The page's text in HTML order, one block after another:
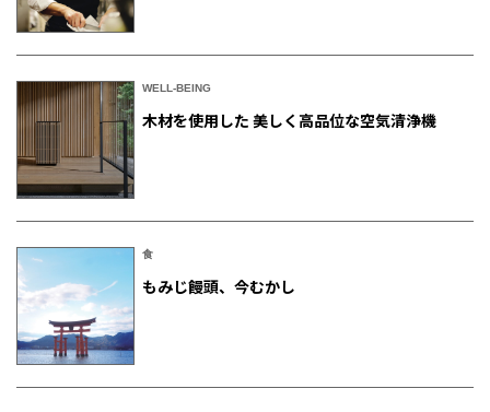
WELL-BEING
木材を使用した 美しく高品位な空気清浄機
食
もみじ饅頭、今むかし